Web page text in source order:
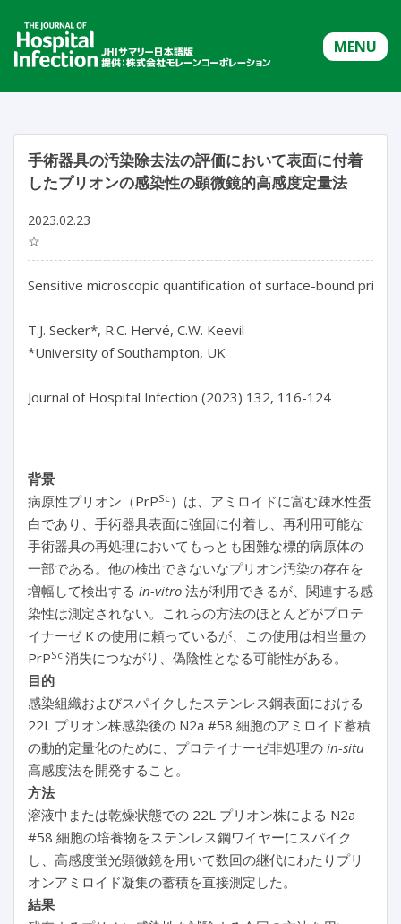
MENU
手術器具の汚染除去法の評価において表面に付着
したプリオンの感染性の顕微鏡的高感度定量法
2023.02.23
☆
Sensitive microscopic quantification of surface-bound
T.J. Secker*, R.C. Hervé, C.W. Keevil
*University of Southampton, UK
Journal of Hospital Infection (2023) 132, 116-124
背景
病原性プリオン（PrPSc）は、アミロイドに富む疎水性蛋
白であり、手術器具表面に強固に付着し、再利用可能な
手術器具の再処理においてもっとも困難な標的病原体の
一部である。他の検出できないなプリオン汚染の存在を
増幅して検出する in-vitro 法が利用できるが、関連する感
染性は測定されない。これらの方法のほとんどがプロテ
イナーゼ K の使用に頼っているが、この使用は相当量の
PrPSc 消失につながり、偽陰性となる可能性がある。
目的
感染組織およびスパイクしたステンレス鋼表面における
22L プリオン株感染後の N2a #58 細胞のアミロイド蓄積
の動的定量化のために、プロテイナーゼ非処理の in-situ
高感度法を開発すること。
方法
溶液中または乾燥状態での 22L プリオン株による N2a
#58 細胞の培養物をステンレス鋼ワイヤーにスパイク
し、高感度蛍光顕微鏡を用いて数回の継代にわたりプリ
オンアミロイド凝集の蓄積を直接測定した。
結果